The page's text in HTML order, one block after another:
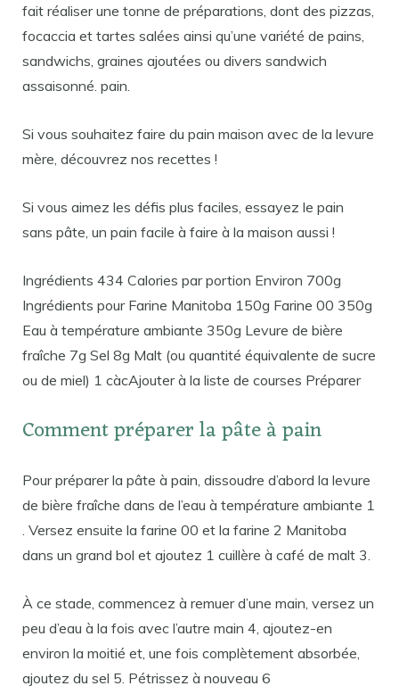
fait réaliser une tonne de préparations, dont des pizzas,
focaccia et tartes salées ainsi qu’une variété de pains,
sandwichs, graines ajoutées ou divers sandwich
assaisonné. pain.
Si vous souhaitez faire du pain maison avec de la levure
mère, découvrez nos recettes !
Si vous aimez les défis plus faciles, essayez le pain
sans pâte, un pain facile à faire à la maison aussi !
Ingrédients 434 Calories par portion Environ 700g
Ingrédients pour Farine Manitoba 150g Farine 00 350g
Eau à température ambiante 350g Levure de bière
fraîche 7g Sel 8g Malt (ou quantité équivalente de sucre
ou de miel) 1 càcAjouter à la liste de courses Préparer
Comment préparer la pâte à pain
Pour préparer la pâte à pain, dissoudre d’abord la levure
de bière fraîche dans de l’eau à température ambiante 1
. Versez ensuite la farine 00 et la farine 2 Manitoba
dans un grand bol et ajoutez 1 cuillère à café de malt 3.
À ce stade, commencez à remuer d’une main, versez un
peu d’eau à la fois avec l’autre main 4, ajoutez-en
environ la moitié et, une fois complètement absorbée,
ajoutez du sel 5. Pétrissez à nouveau 6